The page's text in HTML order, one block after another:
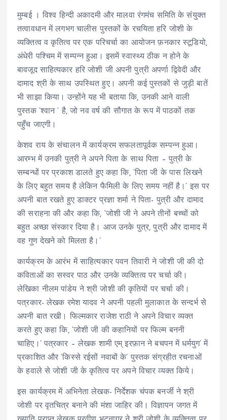
मुम्बई । विश्व हिन्दी अकादमी और मालवा रंगमंच समिति के संयुक्त
तत्वावधान में लगभग चालीस पुस्तकों के रचयिता हरि जोशी के
व्यक्तित्व व कृतित्व पर एक परिचर्चा का आयोजन फ़नकार स्टूडियो,
अंधेरी पश्चिम में सम्पन्न हुआ। इसमें स्वास्थ्य ठीक न होने के
बावजूद साहित्यकार हरि जोशी जी अपनी पुत्री अपर्णा द्विवेदी और
दामाद श्री के साथ उपस्थित हुए। अपनी कई पुस्तकों से जुड़ी बातें
भी साझा किया। उन्होंने यह भी बताया कि, उनकी आने वाली
पुस्तक ‘श्वान ‘ है, जो नव वर्ष की सौगात के रूप में पाठकों तक
पहुँच जाएगी।
केशव राय के संचालन में कार्यक्रम सफलतापूर्वक सम्पन्न हुआ।
आरम्भ में उनकी पुत्री ने अपने पिता के साथ पिता – पुत्री के
सम्बन्धों पर प्रकाश डालते हुए कहा कि, ‘पिता जी के पास लिखने
के लिए बहुत समय है लेकिन फैमिली के लिए समय नहीं है।’ इस पर
अपनी बात रखते हुए डाक्टर प्रज्ञा शर्मा ने पिता- पुत्री और दामाद
की सराहना की और कहा कि, ‘जोशी जी ने अपने तीनों बच्चों को
बहुत अच्छा संस्कार दिया है। आज उनके पुत्र, पुत्री और दामाद में
वह गुण देखने को मिलता है।’
कार्यक्रम के आरंभ में साहित्यकार पवन तिवारी ने जोशी जी की दो
कविताओं का सस्वर पाठ और उनके व्यक्तित्व पर चर्चा की।
लेखिका नीलम पांडेय ने श्री जोशी की कृतियों पर चर्चा की।
पत्रकार- लेखक रमेश यादव ने अपनी पहली मुलाकात के सन्दर्भ से
अपनी बात रखी। फिल्मकार राजेश राठी ने अपने विचार व्यक्त
करते हुए कहा कि, ‘जोशी जी की कहानियों पर फिल्म बननी
चाहिए।’ पत्रकार – लेखक शामी एम् इरफ़ान ने बचपन में धर्मयुग’ में
प्रकाशित और ‘किस्से रईसों नवाबों के’ पुस्तक संग्रहीत रचनाओं
के हवाले से जोशी जी के कृतित्व पर अपने विचार व्यक्त किये।
इस कार्यक्रम में अभिनेता लेखक- निर्देशक चंपक बनर्जी ने श्री
जोशी पर वृतचित्र बनाने की मंशा जाहिर की। विज्ञापन जगत में